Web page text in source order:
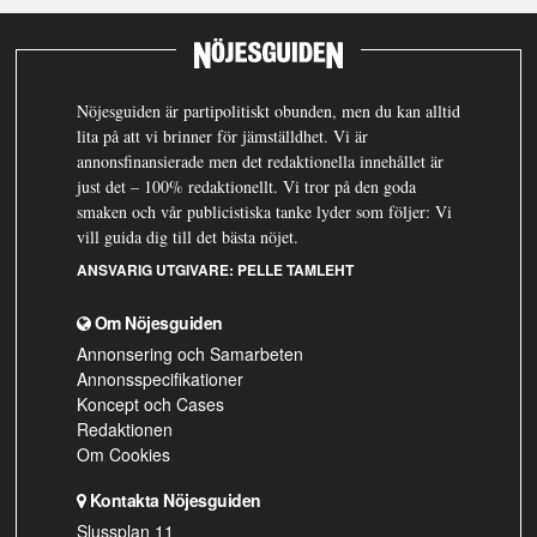
Nöjesguiden är partipolitiskt obunden, men du kan alltid
lita på att vi brinner för jämställdhet. Vi är
annonsfinansierade men det redaktionella innehållet är
just det – 100% redaktionellt. Vi tror på den goda
smaken och vår publicistiska tanke lyder som följer: Vi
vill guida dig till det bästa nöjet.
ANSVARIG UTGIVARE: PELLE TAMLEHT
Om Nöjesguiden
Annonsering och Samarbeten
Annonsspecifikationer
Koncept och Cases
Redaktionen
Om Cookies
Kontakta Nöjesguiden
Slussplan 11